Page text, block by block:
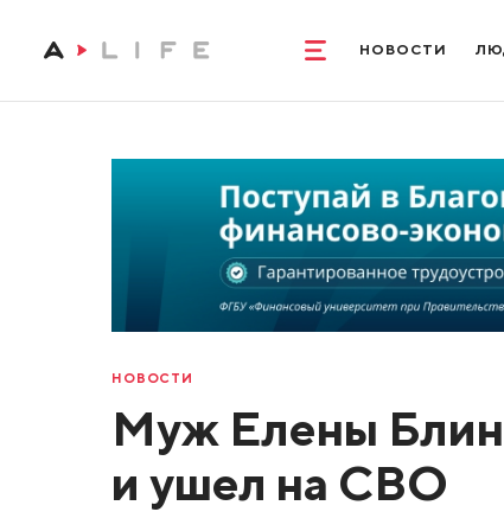
НОВОСТИ
НОВОСТИ
Муж Елены
и ушел на СВО